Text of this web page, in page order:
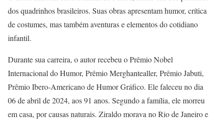
dos quadrinhos brasileiros. Suas obras apresentam humor, crítica
de costumes, mas também aventuras e elementos do cotidiano
infantil.
Durante sua carreira, o autor recebeu o Prêmio Nobel
Internacional do Humor, Prêmio Merghantealler, Prêmio Jabuti,
Prêmio Ibero-Americano de Humor Gráfico. Ele faleceu no dia
06 de abril de 2024, aos 91 anos. Segundo a família, ele morreu
em casa, por causas naturais. Ziraldo morava no Rio de Janeiro e